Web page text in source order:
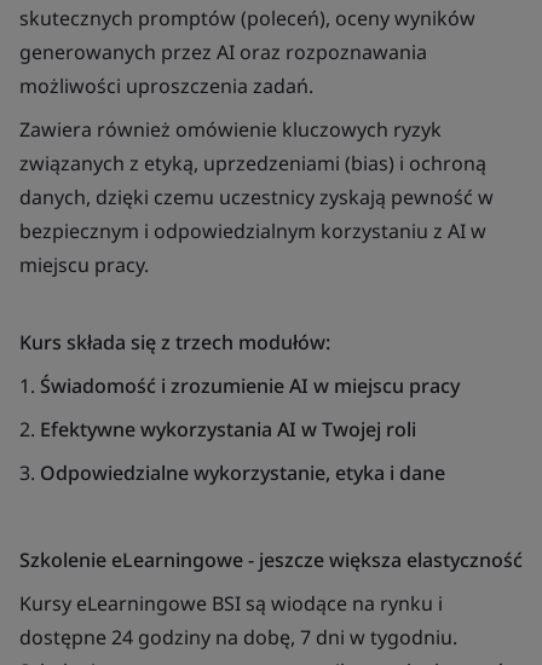
skutecznych promptów (poleceń), ocenywyników
generowanych przez AI oraz rozpoznawania
możliwości uproszczenia zadań.
Zawiera również omówienie kluczowych ryzyk
związanych z etyką, uprzedzeniami (bias) i ochroną
danych, dzięki czemu uczestnicyzyskają pewność w
bezpiecznym i odpowiedzialnym korzystaniu z AI w
miejscu pracy.
Kurs składa sięz trzech modułów:
1. Świadomość i zrozumienieAI w miejscu pracy
2. Efektywnewykorzystania AI wTwojej roli
3. Odpowiedzialnewykorzystanie, etyka i dane
Szkolenie eLearningowe- jeszczewiększa elastyczność
Kursy eLearningowe BSI są wiodące na rynku i
dostępne 24 godziny na dobę, 7 dni w tygodniu.